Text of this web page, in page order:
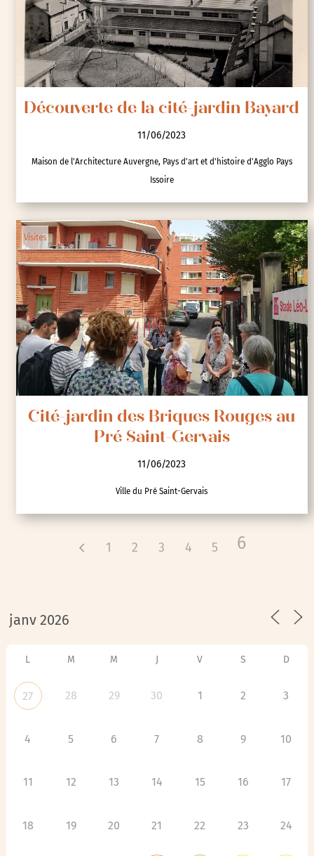
Découverte de la cité-jardin Bayard
11/06/2023
Maison de l'Architecture Auvergne, Pays d'art et d'histoire d'Agglo Pays
Issoire
Visites
Cité-jardin des Briques Rouges au
Pré Saint-Gervais
11/06/2023
Ville du Pré Saint-Gervais
1 2 3 4 5 6
L M M J V S D
27 28 29 30 1 2 3
4 5 6 7 8 9 10
11 12 13 14 15 16 17
18 19 20 21 22 23 24